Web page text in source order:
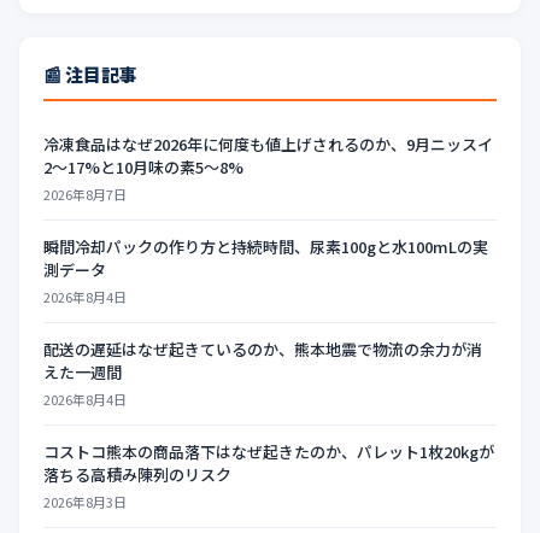
📰 注目記事
冷凍食品はなぜ2026年に何度も値上げされるのか、9月ニッスイ
2〜17%と10月味の素5〜8%
2026年8月7日
瞬間冷却パックの作り方と持続時間、尿素100gと水100mLの実
測データ
2026年8月4日
配送の遅延はなぜ起きているのか、熊本地震で物流の余力が消
えた一週間
2026年8月4日
コストコ熊本の商品落下はなぜ起きたのか、パレット1枚20kgが
落ちる高積み陳列のリスク
2026年8月3日